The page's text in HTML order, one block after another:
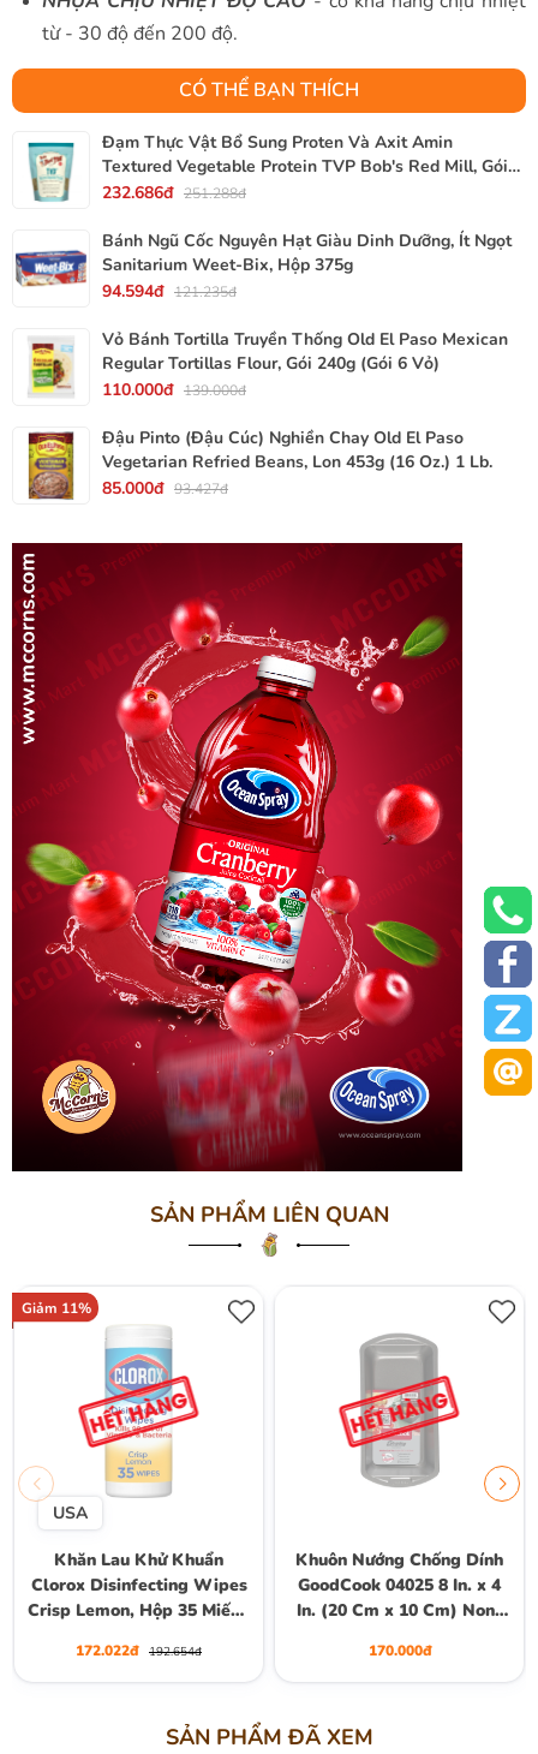
từ - 30 độ đến 200 độ.
CÓ THỂ BẠN THÍCH
Đạm Thực Vật Bổ Sung Proten Và Axit Amin
Textured Vegetable Protein TVP Bob's Red Mill, Gói
340g, 12 Oz.
232.686đ 251.288đ
Bánh Ngũ Cốc Nguyên Hạt Giàu Dinh Dưỡng, Ít Ngọt
Sanitarium Weet-Bix, Hộp 375g
94.594đ 121.235đ
Vỏ Bánh Tortilla Truyền Thống Old El Paso Mexican
Regular Tortillas Flour, Gói 240g (Gói 6 Vỏ)
110.000đ 139.000đ
Đậu Pinto (Đậu Cúc) Nghiền Chay Old El Paso
Vegetarian Refried Beans, Lon 453g (16 Oz.) 1 Lb.
85.000đ 93.427đ
SẢN PHẨM LIÊN QUAN
Giảm 11%
USA
Khăn Lau Khử Khuẩn
Clorox Disinfecting Wipes
Crisp Lemon, Hộp 35 Miếng
172.022đ 192.654đ
Khuôn Nướng Chống Dính
GoodCook 04025 8 In. x 4
In. (20 Cm x 10 Cm) Non-
170.000đ
SẢN PHẨM ĐÃ XEM